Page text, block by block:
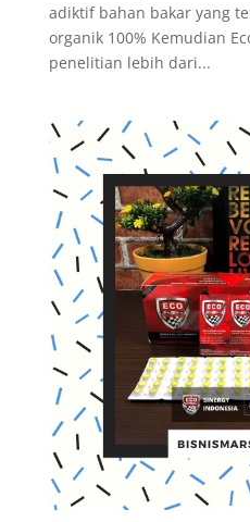
adiktif bahan bakar yang
organik 100% Kemudian
penelitian lebih dari...